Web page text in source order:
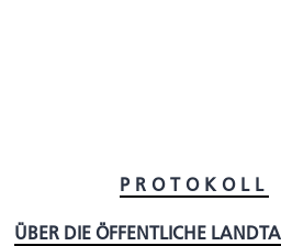
PROTOKOLL
ÜBER DIE ÖFFENTLICHE